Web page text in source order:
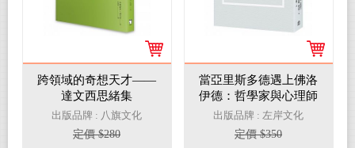
跨領域的奇想天才——
達文西思緒集
出版品牌 : 八旗文化
定價 $280
當亞里斯多德遇上佛洛
伊德：哲學家與心理師
的人生小客廳
出版品牌 : 左岸文化
定價 $350